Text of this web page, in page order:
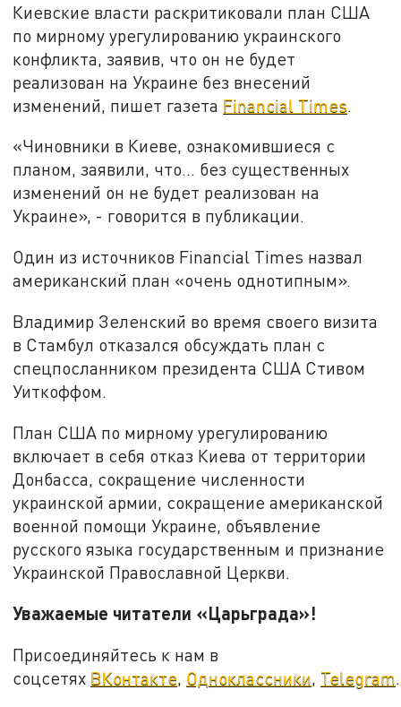
Киевские власти раскритиковали план США
по мирному урегулированию украинского
конфликта, заявив, что он не будет
реализован на Украине без внесений
изменений, пишет газета Financial Times.
«Чиновники в Киеве, ознакомившиеся с
планом, заявили, что... без существенных
изменений он не будет реализован на
Украине», - говорится в публикации.
Один из источников Financial Times назвал
американский план «очень однотипным».
Владимир Зеленский во время своего визита
в Стамбул отказался обсуждать план с
спецпосланником президента США Стивом
Уиткоффом.
План США по мирному урегулированию
включает в себя отказ Киева от территории
Донбасса, сокращение численности
украинской армии, сокращение американской
военной помощи Украине, объявление
русского языка государственным и признание
Украинской Православной Церкви.
Уважаемые читатели «Царьграда»!
Присоединяйтесь к нам в
соцсетях ВКонтакте, Одноклассники, Telegram.